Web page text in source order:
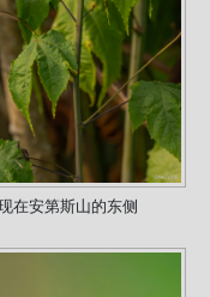
在安第斯山的东侧